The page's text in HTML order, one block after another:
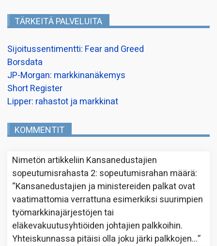
TÄRKEITÄ PALVELUITA
Sijoitussentimentti: Fear and Greed
Borsdata
JP-Morgan: markkinanäkemys
Short Register
Lipper: rahastot ja markkinat
KOMMENTIT
Nimetön artikkeliin Kansanedustajien
sopeutumisrahasta 2: sopeutumisrahan määrä:
“Kansanedustajien ja ministereiden palkat ovat
vaatimattomia verrattuna esimerkiksi suurimpien
työmarkkinajärjestöjen tai
eläkevakuutusyhtiöiden johtajien palkkoihin.
Yhteiskunnassa pitäisi olla joku järki palkkojen…”